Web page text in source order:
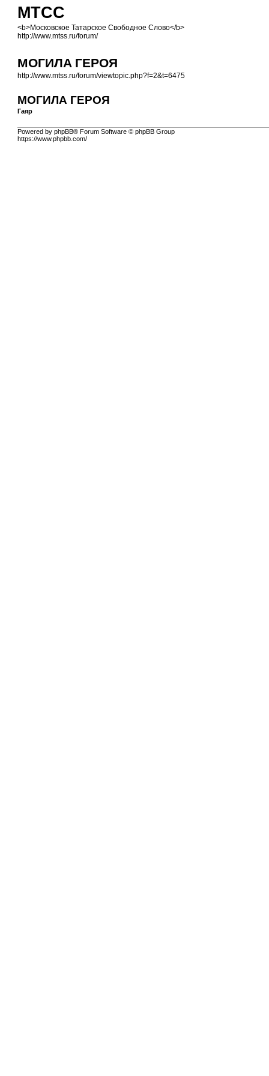
МТСС
<b>Московское Татарское Свободное Слово</b>
http://www.mtss.ru/forum/
МОГИЛА ГЕРОЯ
http://www.mtss.ru/forum/viewtopic.php?f=2&t=6475
МОГИЛА ГЕРОЯ
Гаяр
Powered by phpBB® Forum Software © phpBB Group
https://www.phpbb.com/